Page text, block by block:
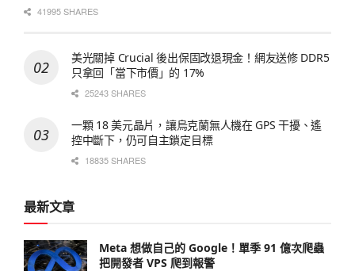
41995 SHARES
美光關掉 Crucial 後出保固改退現金！網友送修 DDR5
只拿回「當下市價」的 17%
25243 SHARES
一顆 18 美元晶片，讓烏克蘭無人機在 GPS 干擾、遙
控中斷下，仍可自主鎖定目標
18835 SHARES
最新文章
Meta 想做自己的 Google！單季 91 億次爬蟲
把開發者 VPS 爬到報警